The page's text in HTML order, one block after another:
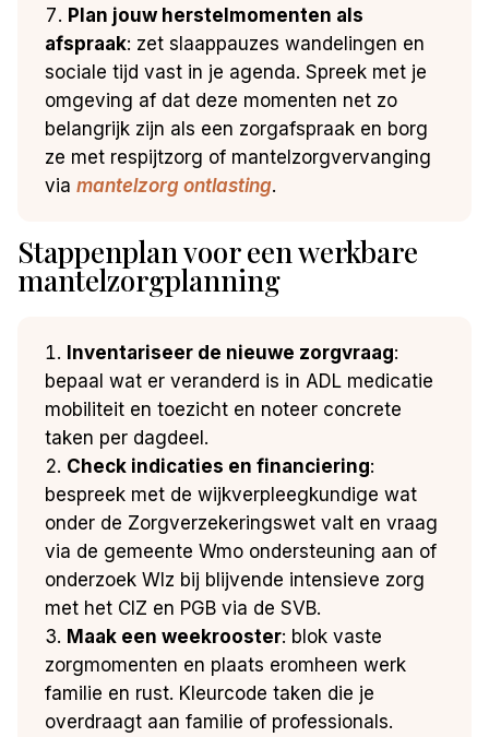
Plan jouw herstelmomenten als
afspraak: zet slaappauzes wandelingen en
sociale tijd vast in je agenda. Spreek met je
omgeving af dat deze momenten net zo
belangrijk zijn als een zorgafspraak en borg
ze met respijtzorg of mantelzorgvervanging
viamantelzorg ontlasting.
Stappenplan voor een werkbare
mantelzorgplanning
Inventariseer de nieuwe zorgvraag:
bepaal wat er veranderd is in ADL medicatie
mobiliteit en toezicht en noteer concrete
taken per dagdeel.
Check indicaties en financiering:
bespreek met de wijkverpleegkundige wat
onder de Zorgverzekeringswet valt en vraag
via de gemeente Wmo ondersteuning aan of
onderzoek Wlz bij blijvende intensieve zorg
met het CIZ en PGB via de SVB.
Maak een weekrooster: blok vaste
zorgmomenten en plaats eromheen werk
familie en rust. Kleurcode taken die je
overdraagt aan familie of professionals.